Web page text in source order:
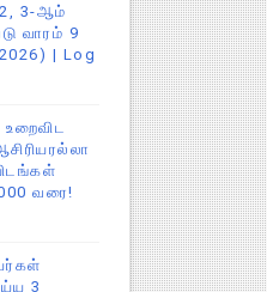
3-ஆம்
வாரம் 9
| Log
வரை!
3